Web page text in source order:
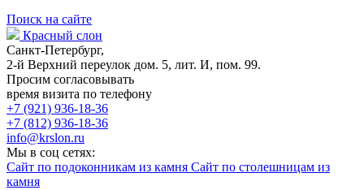
Поиск на сайте
Красный слон
Санкт-Петербург,
2-й Верхний переулок дом. 5, лит. И, пом. 99.
Просим согласовывать
время визита по телефону
+7 (921) 936-18-36
+7 (812) 936-18-36
info@krslon.ru
Мы в соц сетях:
Сайт по подоконникам из камня Сайт по столешницам из
камня